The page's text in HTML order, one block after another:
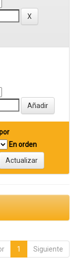
En orden
1 Siguiente